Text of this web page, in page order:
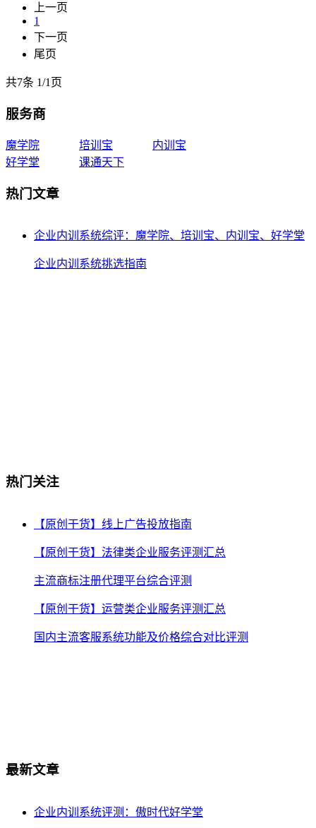
上一页
1
下一页
尾页
共7条 1/1页
服务商
魔学院 培训宝
内训宝
好学堂
课通天下
热门文章
企业内训系统综评：魔学院、培训宝、内训宝、好学堂
企业内训系统挑选指南
热门关注
【原创干货】线上广告投放指南
【原创干货】法律类企业服务评测汇总
主流商标注册代理平台综合评测
【原创干货】运营类企业服务评测汇总
国内主流客服系统功能及价格综合对比评测
最新文章
企业内训系统评测：傲时代好学堂